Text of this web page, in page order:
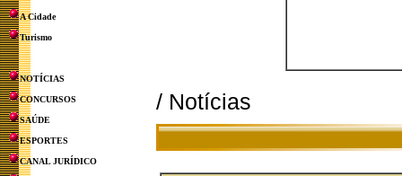
A Cidade
Turismo
NOTÍCIAS
CONCURSOS
SAÚDE
ESPORTES
CANAL JURÍDICO
/ Notícias